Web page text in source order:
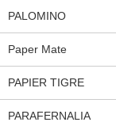
PALOMINO
Paper Mate
PAPIER TIGRE
PARAFERNALIA